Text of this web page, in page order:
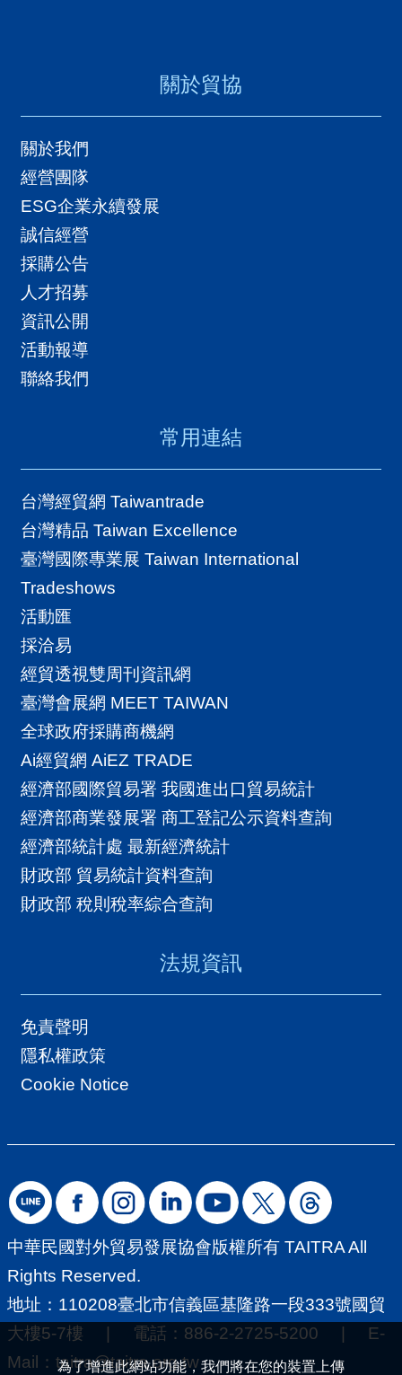
為了增進此網站功能，我們將在您的裝置上傳
關於貿協
關於我們
經營團隊
ESG企業永續發展
誠信經營
採購公告
人才招募
資訊公開
活動報導
聯絡我們
常用連結
台灣經貿網 Taiwantrade
台灣精品 Taiwan Excellence
臺灣國際專業展 Taiwan International
Tradeshows
活動匯
採洽易
經貿透視雙周刊資訊網
臺灣會展網 MEET TAIWAN
全球政府採購商機網
Ai經貿網 AiEZ TRADE
經濟部國際貿易署 我國進出口貿易統計
經濟部商業發展署 商工登記公示資料查詢
經濟部統計處 最新經濟統計
財政部 貿易統計資料查詢
財政部 稅則稅率綜合查詢
法規資訊
免責聲明
隱私權政策
Cookie Notice
中華民國對外貿易發展協會版權所有 TAITRA All
Rights Reserved.
地址：110208臺北市信義區基隆路一段333號國貿
大樓5-7樓 | 電話：886-2-2725-5200 | E-
Mail： taitra@taitra.org.tw